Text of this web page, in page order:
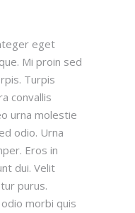
eget
Mi proin sed
Turpis
convallis
urna molestie
odio. Urna
Eros in
dui. Velit
purus.
morbi quis